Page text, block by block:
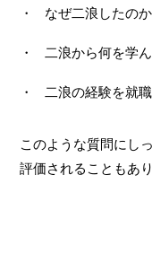
なぜ二浪したのか
二浪から何を学
二浪の経験を就
このような質問にし
評価されることもあり